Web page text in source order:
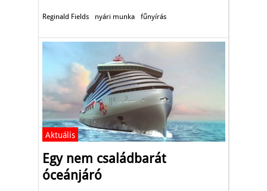
Reginald Fields nyári munka fűnyírás
Aktuális
Egy nem családbarát
óceánjáró